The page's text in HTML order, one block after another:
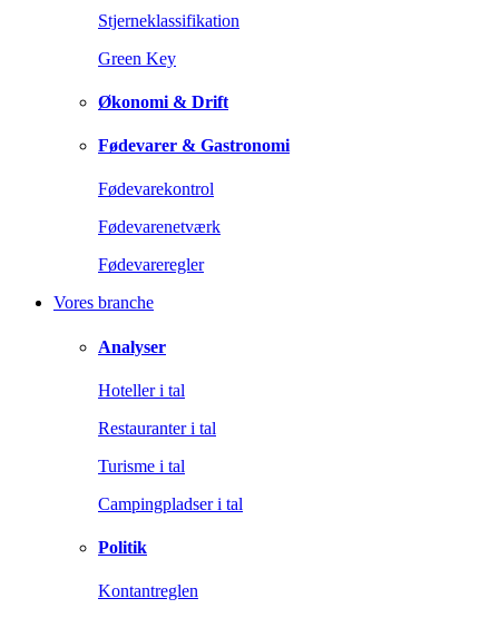
Stjerneklassifikation
Green Key
Økonomi & Drift
Fødevarer & Gastronomi
Fødevarekontrol
Fødevarenetværk
Fødevareregler
Vores branche
Analyser
Hoteller i tal
Restauranter i tal
Turisme i tal
Campingpladser i tal
Politik
Kontantreglen